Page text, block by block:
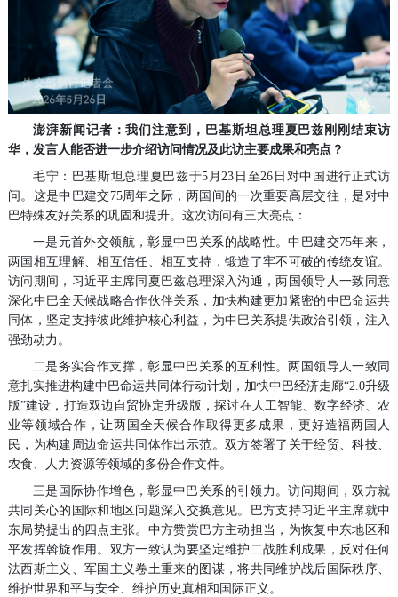
澎湃新闻记者：我们注意到，巴基斯坦总理夏巴兹刚刚结束访
华，发言人能否进一步介绍访问情况及此访主要成果和亮点？
毛宁：巴基斯坦总理夏巴兹于5月23日至26日对中国进行正式访
问。这是中巴建交75周年之际，两国间的一次重要高层交往，是对中
巴特殊友好关系的巩固和提升。这次访问有三大亮点：
一是元首外交领航，彰显中巴关系的战略性。中巴建交75年来，
两国相互理解、相互信任、相互支持，锻造了牢不可破的传统友谊。
访问期间，习近平主席同夏巴兹总理深入沟通，两国领导人一致同意
深化中巴全天候战略合作伙伴关系，加快构建更加紧密的中巴命运共
同体，坚定支持彼此维护核心利益，为中巴关系提供政治引领，注入
强劲动力。
二是务实合作支撑，彰显中巴关系的互利性。两国领导人一致同
意扎实推进构建中巴命运共同体行动计划，加快中巴经济走廊“2.0升级
版”建设，打造双边自贸协定升级版，探讨在人工智能、数字经济、农
业等领域合作，让两国全天候合作取得更多成果，更好造福两国人
民，为构建周边命运共同体作出示范。双方签署了关于经贸、科技、
农食、人力资源等领域的多份合作文件。
三是国际协作增色，彰显中巴关系的引领力。访问期间，双方就
共同关心的国际和地区问题深入交换意见。巴方支持习近平主席就中
东局势提出的四点主张。中方赞赏巴方主动担当，为恢复中东地区和
平发挥斡旋作用。双方一致认为要坚定维护二战胜利成果，反对任何
法西斯主义、军国主义卷土重来的图谋，将共同维护战后国际秩序、
维护世界和平与安全、维护历史真相和国际正义。